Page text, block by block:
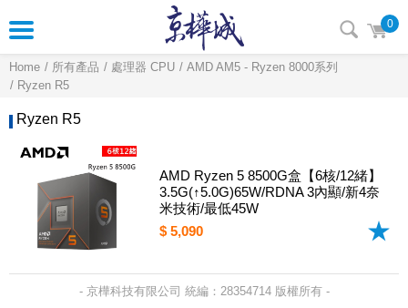
0
Home 所有產品 處理器 CPU
AMD AM5 - Ryzen 8000系列
Ryzen R5
Ryzen R5
AMD Ryzen 5 8500G盒【6核/12緒】
3.5G(↑5.0G)65W/RDNA 3內顯/新4奈
米技術/最低45W
$ 5,090
- 京樺科技有限公司 統編：28354714 版權所有 -